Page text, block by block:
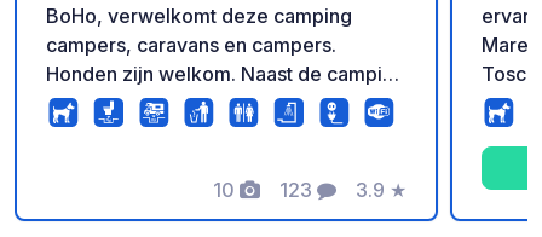
BoHo, verwelkomt deze camping
campers, caravans en campers.
Honden zijn welkom. Naast de camping
is een speeltuin voor alle leeftijden met
een barbecue. Gratis wifi, toiletten,
beschikbaar. Elektrische aansluitingen
voor uw camper zijn beschikbaar voor
10
Foto's
123
Commentaren
3.9
Beoordeling
★
verblijf
zijn